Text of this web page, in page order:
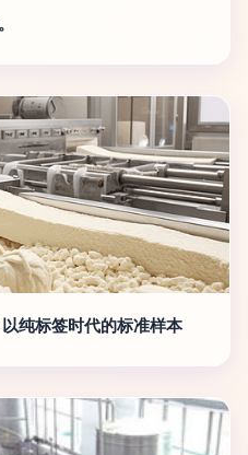
纯标签时代的标准样本